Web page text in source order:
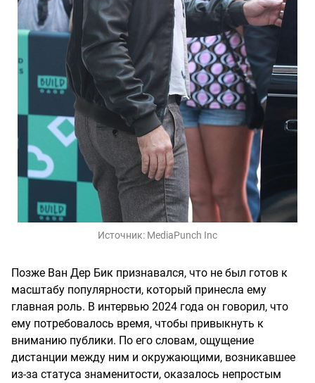
Источник: MediaPunch Inc
Позже Ван Дер Бик признавался, что не был готов к
масштабу популярности, который принесла ему
главная роль. В интервью 2024 года он говорил, что
ему потребовалось время, чтобы привыкнуть к
вниманию публики. По его словам, ощущение
дистанции между ним и окружающими, возникавшее
из-за статуса знаменитости, оказалось непростым